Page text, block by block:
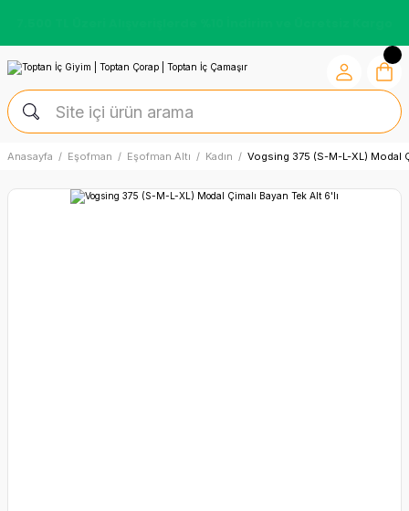
Anasayfa Eşofman Eşofman Altı Kadın Vogsing 375 (S-M-L-XL) Modal